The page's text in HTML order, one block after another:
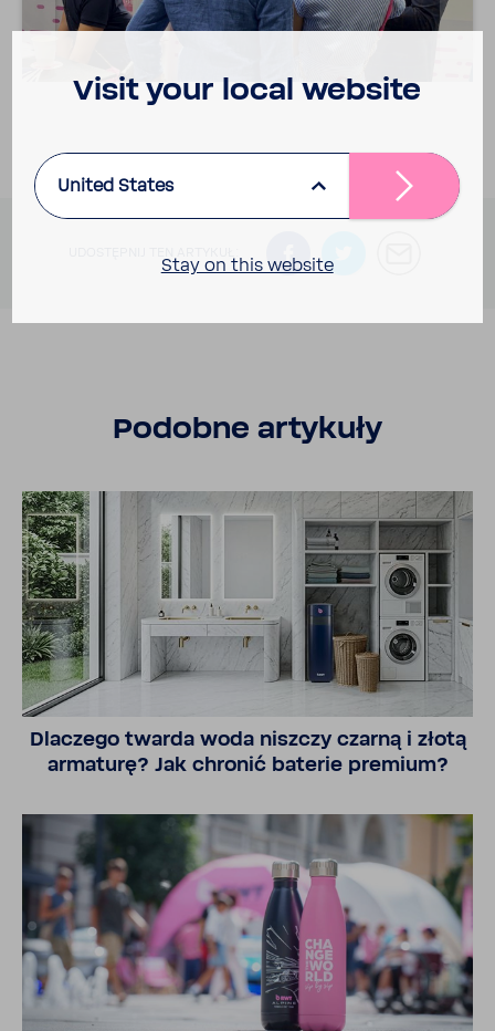
Podobne arty­kuły
Dlaczego twarda woda niszczy czarną i złotą
arma­turę? Jak chronić baterie premium?
Visit your local website
United States
Stay on this website